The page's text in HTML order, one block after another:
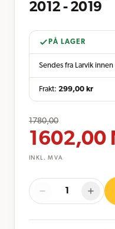
2012 - 2019
PÅ LAGER
Sendes fra Larvik
Frakt: 299,00 kr
1780,00
1602,00
INKL. MVA